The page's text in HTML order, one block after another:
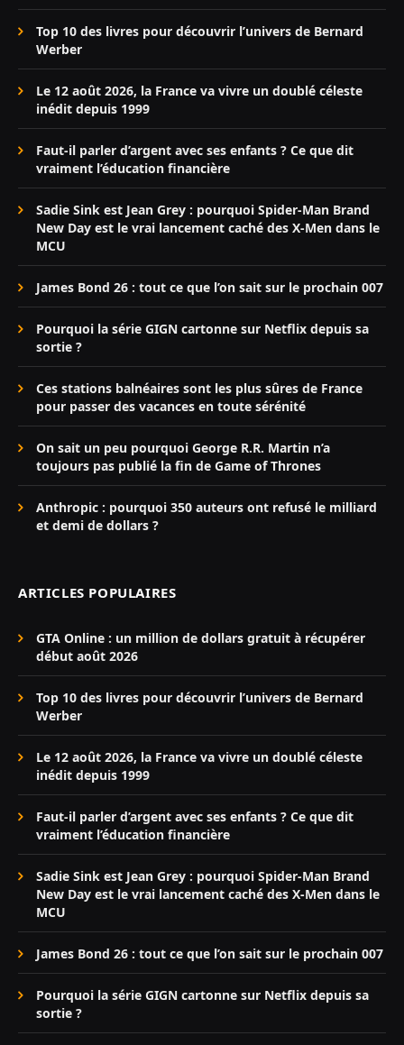
Top 10 des livres pour découvrir l’univers de Bernard
Werber
Le 12 août 2026, la France va vivre un doublé céleste
inédit depuis 1999
Faut-il parler d’argent avec ses enfants ? Ce que dit
vraiment l’éducation financière
Sadie Sink est Jean Grey : pourquoi Spider-Man Brand
New Day est le vrai lancement caché des X-Men dans le
MCU
James Bond 26 : tout ce que l’on sait sur le prochain 007
Pourquoi la série GIGN cartonne sur Netflix depuis sa
sortie ?
Ces stations balnéaires sont les plus sûres de France
pour passer des vacances en toute sérénité
On sait un peu pourquoi George R.R. Martin n’a
toujours pas publié la fin de Game of Thrones
Anthropic : pourquoi 350 auteurs ont refusé le milliard
et demi de dollars ?
ARTICLES POPULAIRES
GTA Online : un million de dollars gratuit à récupérer
début août 2026
Top 10 des livres pour découvrir l’univers de Bernard
Werber
Le 12 août 2026, la France va vivre un doublé céleste
inédit depuis 1999
Faut-il parler d’argent avec ses enfants ? Ce que dit
vraiment l’éducation financière
Sadie Sink est Jean Grey : pourquoi Spider-Man Brand
New Day est le vrai lancement caché des X-Men dans le
MCU
James Bond 26 : tout ce que l’on sait sur le prochain 007
Pourquoi la série GIGN cartonne sur Netflix depuis sa
sortie ?